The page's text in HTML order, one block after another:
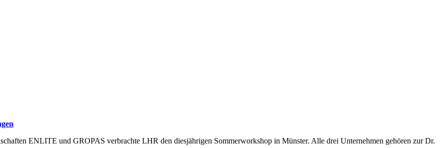
ENLITE und GROPAS verbrachte LHR den diesjährigen Sommerworkshop in Münster. Alle drei Unternehmen gehören zur Dr.